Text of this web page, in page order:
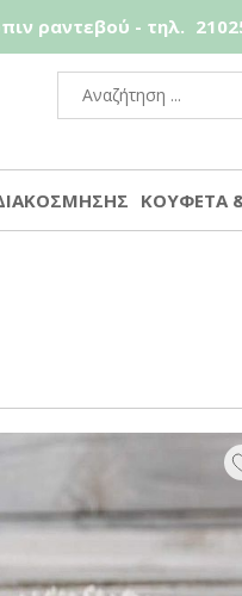
ραντεβού - τηλ.
ΚΟΥΦΕΤΑ